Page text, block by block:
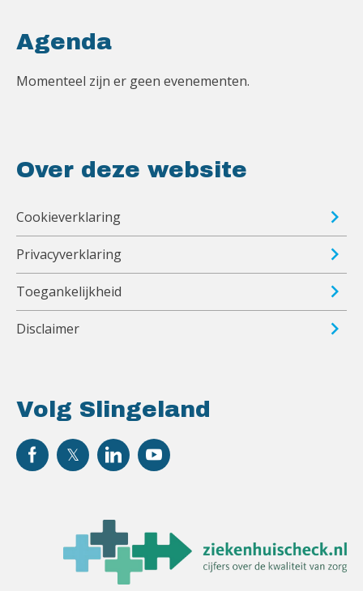
Volg Slingeland
Agenda
Momenteel zijn er geen evenementen.
Over deze website
Cookieverklaring
Privacyverklaring
Toegankelijkheid
Disclaimer